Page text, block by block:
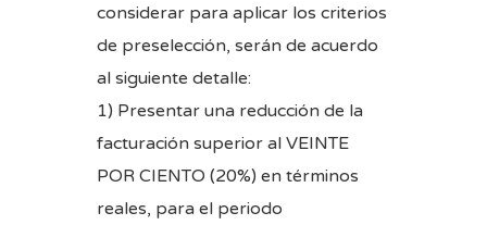
considerar para aplicar los criterios
de preselección, serán de acuerdo
al siguiente detalle:
1) Presentar una reducción de la
facturación superior al VEINTE
POR CIENTO (20%) en términos
reales, para el periodo